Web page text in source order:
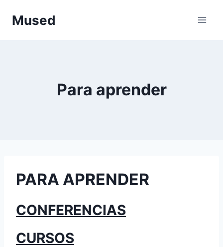
Mused
Para aprender
PARA APRENDER
CONFERENCIAS
CURSOS